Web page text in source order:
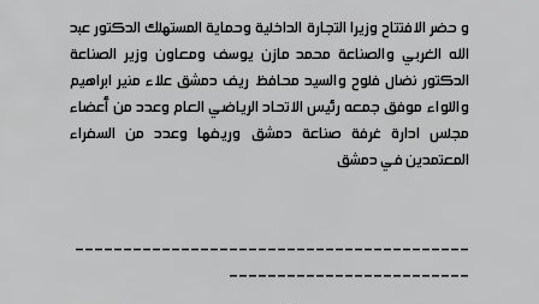
و حضر الافتتاح وزيرا التجارة الداخلية وحماية المستهلك الدكتور عبد
الله الغربي والصناعة محمد مازن يوسف ومعاون وزير الصناعة
الدكتور نضال فلوح والسيد محافظ ريف دمشق علاء منير ابراهيم
واللواء موفق جمعه رئيس الاتحاد الرياضي العام وعدد من أعضاء
مجلس ادارة غرفة صناعة دمشق وريفها وعدد من السفراء
المعتمدين في دمشق
-----------------------------------------
-------------------------